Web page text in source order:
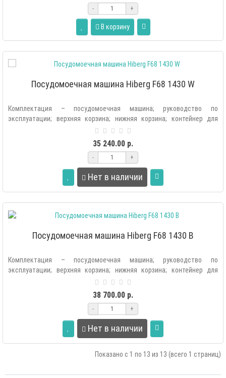
- +
В корзину
Посудомоечная машина Hiberg F68 1430 W
Комплектация – посудомоечная машина; руководство по
эксплуатации; верхняя корзина; нижняя корзина; контейнер для
35 240.00 р.
- +
Нет в наличии
Посудомоечная машина Hiberg F68 1430 B
Комплектация – посудомоечная машина; руководство по
эксплуатации; верхняя корзина; нижняя корзина; контейнер для
38 700.00 р.
- +
Нет в наличии
Показано с 1 по 13 из 13 (всего 1 страниц)